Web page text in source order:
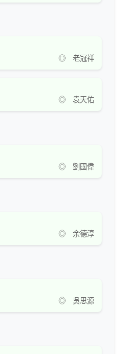
◎ 老冠祥
◎ 袁天佑
◎ 劉國偉
◎ 余德淳
◎ 吳思源